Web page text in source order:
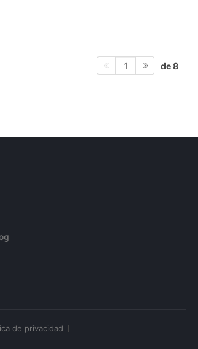
1 de 8
de privacidad